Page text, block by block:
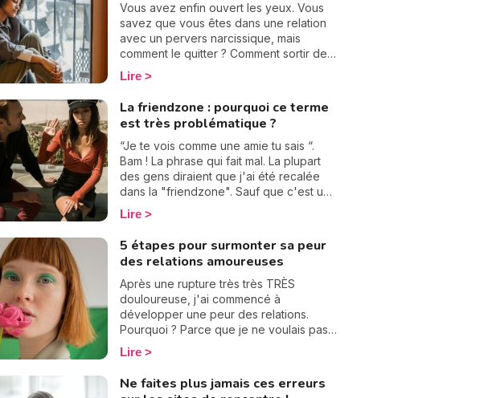
Vous avez enfin ouvert les yeux. Vous
savez que vous êtes dans une relation
avec un pervers narcissique, mais
comment le quitter ? Comment sortir de
cette relation toxique ? Terrifiée par son
comportement excessif, vous ne
réagissez pas et restez à ses côtés. Il
est temps de vous libérer de cette
liaison dangereuse. Découvrez les 4
étapes à suivre pour rompre avec un
pervers narcissique.
Lire
La friendzone : pourquoi ce terme
est très problématique ?
“Je te vois comme une amie tu sais “.
Bam ! La phrase qui fait mal. La plupart
des gens diraient que j'ai été recalée
dans la "friendzone". Sauf que c'est un
terme que, personnellement, je n'aime
pas trop. Pourquoi ? Il peut être
complexe de savoir si la personne en
face de nous est attiré par nous, mais
pitié, cessons de parler de friendzone.
Je vous explique.
Lire
5 étapes pour surmonter sa peur
des relations amoureuses
Après une rupture très très TRÈS
douloureuse, j'ai commencé à
développer une peur des relations.
Pourquoi ? Parce que je ne voulais pas
revivre la souffrance que j'avais vécue
et d'être à nouveau abandonnée... Sauf
que j'ai fini par comprendre que
s'empêcher de vivre de nouvelles
Lire
Ne faites plus jamais ces erreurs